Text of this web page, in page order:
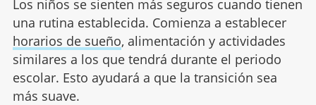
Los niños se sienten más seguros cuando tienen
una rutina establecida. Comienza a establecer
horarios de sueño, alimentación y actividades
similares a los que tendrá durante el periodo
escolar. Esto ayudará a que la transición sea
más suave.